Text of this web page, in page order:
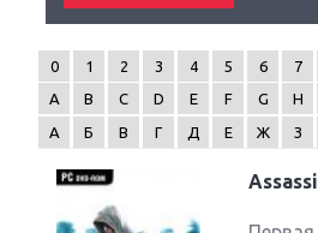
0 1 2 3 4 5 6 7
A
B C D E F G H
А
Б В Г Д Е Ж З